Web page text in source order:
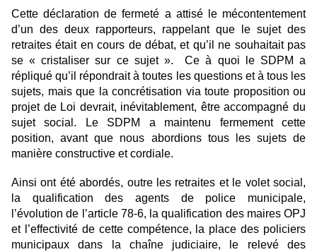
Cette déclaration de fermeté a attisé le mécontentement
d’un des deux rapporteurs, rappelant que le sujet des
retraites était en cours de débat, et qu’il ne souhaitait pas
se « cristaliser sur ce sujet ». Ce à quoi le SDPM a
répliqué qu’il répondrait à toutes les questions et à tous les
sujets, mais que la concrétisation via toute proposition ou
projet de Loi devrait, inévitablement, être accompagné du
sujet social. Le SDPM a maintenu fermement cette
position, avant que nous abordions tous les sujets de
manière constructive et cordiale.
Ainsi ont été abordés, outre les retraites et le volet social,
la qualification des agents de police municipale,
l’évolution de l’article 78-6, la qualification des maires OPJ
et l’effectivité de cette compétence, la place des policiers
municipaux dans la chaîne judiciaire, le relevé des